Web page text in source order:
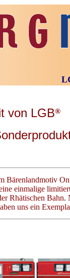
von LGB®
Bärenlandmotiv
einmalige
Rhätischen Bahn.
uns ein